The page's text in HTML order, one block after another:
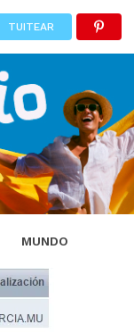
MUNDO
TUITEAR